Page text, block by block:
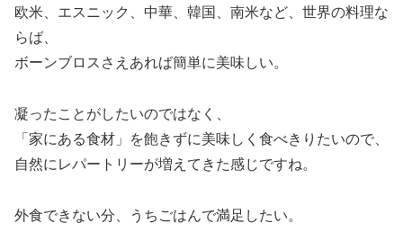
欧米、エスニック、中華、韓国、南米など、世界の料理な
らば、
ボーンブロスさえあれば簡単に美味しい。
凝ったことがしたいのではなく、
「家にある食材」を飽きずに美味しく食べきりたいので、
自然にレパートリーが増えてきた感じですね。
外食できない分、うちごはんで満足したい。